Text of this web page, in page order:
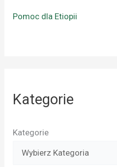
Pomoc dla Etiopii
Kategorie
Kategorie